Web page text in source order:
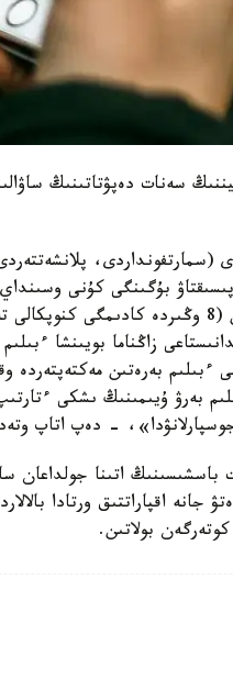
سەنات دەپۋتاتىنىڭ
(سمارتفونداردى،
بۇگىنگى كۇنى
قۇقىقتىق جاعدايلار ءىس جۇزىندە بار ەكەنىن (8
زاڭناما بويىنشا
ءبىلىم بەرەتىن
بەرۋ ۇيىمىنىڭ ىشكى
- دەپ اتاپ
اتىنا جولداعان
اقپاراتتىق ورتادا
بولاتىن.